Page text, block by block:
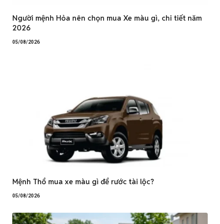
Người mệnh Hỏa nên chọn mua Xe màu gì, chi tiết năm
2026
05/08/2026
Mệnh Thổ mua xe màu gì để rước tài lộc?
05/08/2026